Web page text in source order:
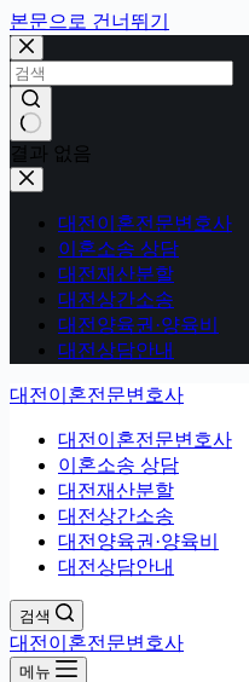
본문으로 건너뛰기
결과 없음
대전이혼전문변호사
이혼소송 상담
대전재산분할
대전상간소송
대전양육권·양육비
대전상담안내
대전이혼전문변호사
대전이혼전문변호사
이혼소송 상담
대전재산분할
대전상간소송
대전양육권·양육비
대전상담안내
검색
대전이혼전문변호사
메뉴